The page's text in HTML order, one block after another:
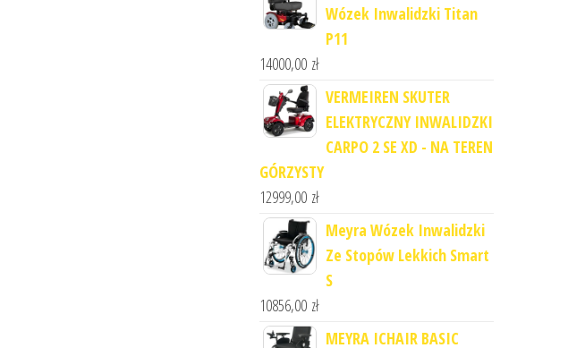
Wózek Inwalidzki Titan
P11
14000,00 zł
VERMEIREN SKUTER
ELEKTRYCZNY INWALIDZKI
CARPO 2 SE XD - NA TEREN
GÓRZYSTY
12999,00 zł
Meyra Wózek Inwalidzki
Ze Stopów Lekkich Smart
S
10856,00 zł
MEYRA ICHAIR BASIC